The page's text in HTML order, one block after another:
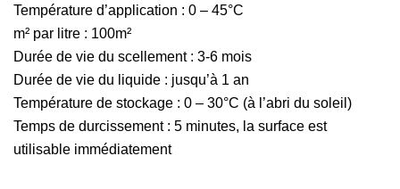
Température d’application : 0 – 45°C
m² par litre : 100m²
Durée de vie du scellement : 3-6 mois
Durée de vie du liquide : jusqu’à 1 an
Température de stockage : 0 – 30°C (à l’abri du soleil)
Temps de durcissement : 5 minutes, la surface est
utilisable immédiatement